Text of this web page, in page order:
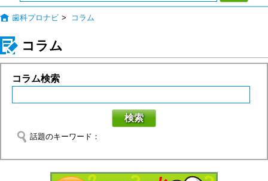
歯科プロナビ > コラム
コラム
コラム検索
検索
話題のキーワード：